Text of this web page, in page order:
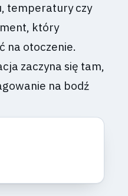
temperatury czy
który
na otoczenie.
zaczyna się tam,
na bodź